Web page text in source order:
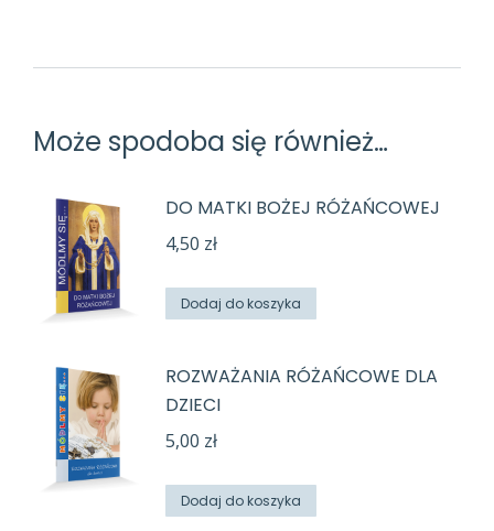
Może spodoba się również…
DO MATKI BOŻEJ RÓŻAŃCOWEJ
4,50 zł
Dodaj do koszyka
ROZWAŻANIA RÓŻAŃCOWE DLA
DZIECI
5,00 zł
Dodaj do koszyka